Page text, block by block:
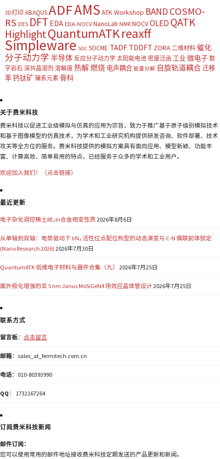
3D打印 ABAQUSADFAMS ATK Workshop BAND COSMO-
RS DES DFT EDA EDA-NOCV NanoLab NMR NOCVOLED QATK
HighlightQuantumATKreaxff
Simpleware SOC SOCME TADF TDDFT ZORA 二维材料 催化
分子动力学 半导体 反应分子动力学 太阳能电池 密度泛函 工业微电子 数
字岩石 深共晶溶剂 溶解度 热解燃烧 电声耦合 能量分解 自旋轨道耦合迁移
率钙钛矿 镧系元素 骨科
关于费米科技
费米科技以促进工业级模拟与仿真的应用为宗旨，致力于推广基于原子级别模拟技术
和基于图像模型的仿真技术，为学术和工业研究机构提供研发咨询、软件部署、技术
攻关等全方位的服务。费米科技提供的模拟方案具有面向应用、模型新颖、功能丰
富、计算高效、简单易用的特点，已经服务于众多的学术和工业用户。
欢迎加入我们！（点击链接）
最近更新
电子杂化调控稀土RE₂In合金相变性质2026年8月6日
从单轴到双轴：电势驱动下 IrN₄ 活性位点配位构型的动态演变与 C-N 偶联前体锁定
(Nano Research 2026) 2026年7月30日
QuantumATK 低维电子材料与器件合集（九） 2026年7月25日
面外极化增强的亚 5 nm Janus MoSiGeN4 场效应晶体管设计2026年7月25日
联系方式
留言板： 点击留言
邮箱：sales_at_fermitech.com.cn
电话：010-80393990
QQ ： 1732167264
订阅费米科技新闻
邮件订阅：
您可以使用常用的邮件地址接收费米科技定期发送的产品更新和新闻。